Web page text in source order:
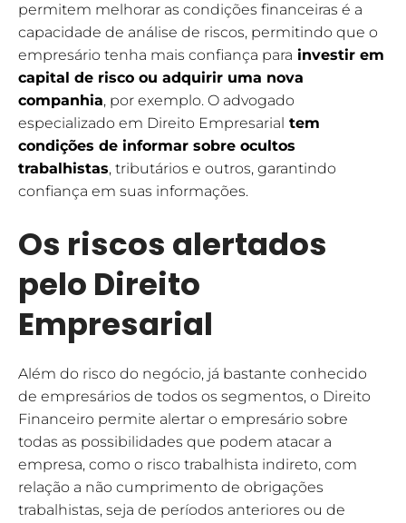
permitem melhorar as condições financeiras é a
capacidade de análise de riscos, permitindo que o
empresário tenha mais confiança para investir em
capital de risco ou adquirir uma nova
companhia, por exemplo. O advogado
especializado em Direito Empresarial tem
condições de informar sobre ocultos
trabalhistas, tributários e outros, garantindo
confiança em suas informações.
Os riscos alertados
pelo Direito
Empresarial
Além do risco do negócio, já bastante conhecido
de empresários de todos os segmentos, o Direito
Financeiro permite alertar o empresário sobre
todas as possibilidades que podem atacar a
empresa, como o risco trabalhista indireto, com
relação a não cumprimento de obrigações
trabalhistas, seja de períodos anteriores ou de